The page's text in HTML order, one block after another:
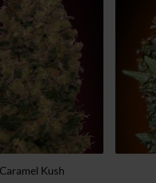
lista de
deseos
Caramel Kush